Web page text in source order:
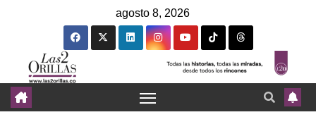
agosto 8, 2026